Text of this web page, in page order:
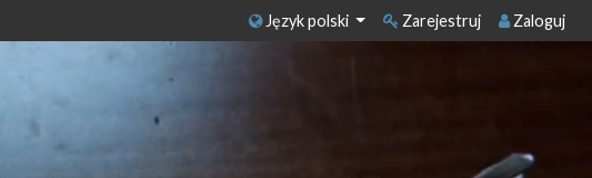
Język polski Zarejestruj Zaloguj